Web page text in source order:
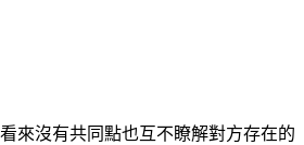
來沒有共同點也互不瞭解對方存在的